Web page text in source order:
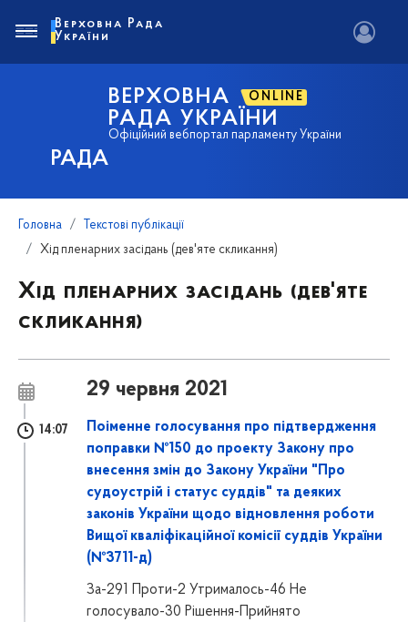
РАДА
ВЕРХОВНА ONLINE
РАДА УКРАЇНИ
Офіційний вебпортал парламенту України
Верховна Рада
України
Головна
Текстові публікації
Хід пленарних засідань (дев'яте скликання)
Хід пленарних засідань (дев'яте
скликання)
29 червня 2021
14:07
Поіменне голосування про підтвердження
поправки №150 до проекту Закону про
внесення змін до Закону України "Про
судоустрій і статус суддів" та деяких
законів України щодо відновлення роботи
Вищої кваліфікаційної комісії суддів України
(№3711-д)
За-291 Проти-2 Утрималось-46 Не
голосувало-30 Рішення-Прийнято